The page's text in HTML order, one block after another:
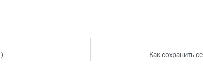
Как сохранить